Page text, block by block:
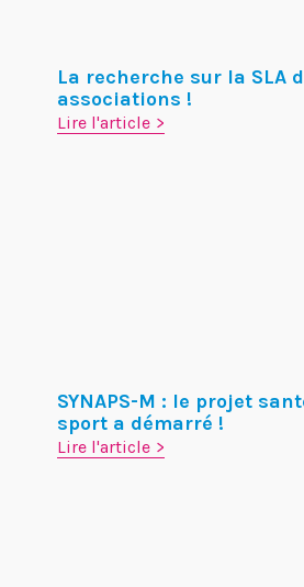
La recherche sur la SLA
associations !
Lire l'article
SYNAPS-M : le projet
sport a démarré !
Lire l'article